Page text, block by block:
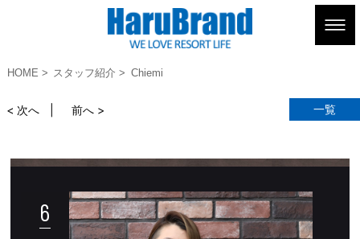
HOME スタッフ紹介 Chiemi
一覧
< 次へ 前へ >
6